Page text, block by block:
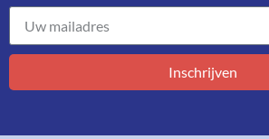
Inschrijven